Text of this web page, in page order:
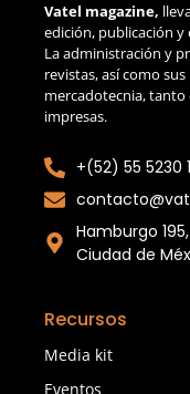
Vatel magazine,
edición, publicación y
La administración y
revistas, así como
mercadotecnia, tanto
impresas.
+(52) 55 5230
Hamburgo
Ciudad de
Recursos
Media kit
Eventos